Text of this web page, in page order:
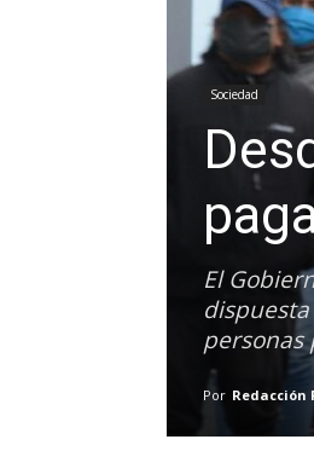
Sociedad
El
personas
Por Redacción